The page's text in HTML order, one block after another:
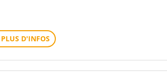
PLUS D'INFOS